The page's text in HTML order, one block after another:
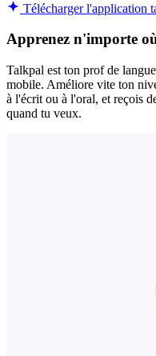
Télécharger l'application
Apprenez n'importe
Talkpal est ton prof de
mobile. Améliore vite ton
à l'écrit ou à l'oral, et reçois
quand tu veux.